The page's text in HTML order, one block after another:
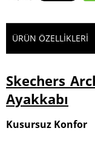
ÜRÜN ÖZELLIKLERI
Skechers
Ayakkabı
Kusursuz Konfor